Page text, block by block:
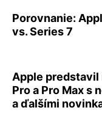
Porovnanie:
vs. Series 7
Apple predstavil
Pro a Pro Max s
a ďalšími